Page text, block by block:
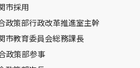
市採用
策部行政改革推進室主幹
教育委員会総務課長
政策部参事